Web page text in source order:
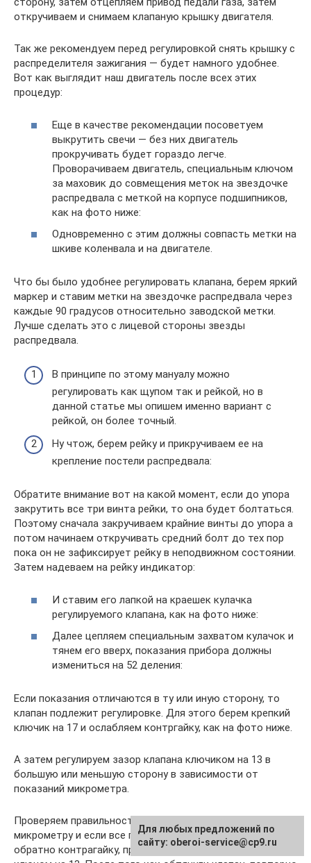
откручиваем и снимаем клапаную крышку двигателя.
Так же рекомендуем перед регулировкой снять крышку с
распределителя зажигания — будет намного удобнее.
Вот как выглядит наш двигатель после всех этих
процедур:
Еще в качестве рекомендации посоветуем
выкрутить свечи — без них двигатель
прокручивать будет гораздо легче.
Проворачиваем двигатель, специальным ключом
за маховик до совмещения меток на звездочке
распредвала с меткой на корпусе подшипников,
как на фото ниже:
Одновременно с этим должны совпасть метки на
шкиве коленвала и на двигателе.
Что бы было удобнее регулировать клапана, берем яркий
маркер и ставим метки на звездочке распредвала через
каждые 90 градусов относительно заводской метки.
Лучше сделать это с лицевой стороны звезды
распредвала.
В принципе по этому мануалу можно
регулировать как щупом так и рейкой, но в
данной статье мы опишем именно вариант с
рейкой, он более точный.
Ну чтож, берем рейку и прикручиваем ее на
крепление постели распредвала:
Обратите внимание вот на какой момент, если до упора
закрутить все три винта рейки, то она будет болтаться.
Поэтому сначала закручиваем крайние винты до упора а
потом начинаем откручивать средний болт до тех пор
пока он не зафиксирует рейку в неподвижном состоянии.
Затем надеваем на рейку индикатор:
И ставим его лапкой на краешек кулачка
регулируемого клапана, как на фото ниже:
Далее цепляем специальным захватом кулачок и
тянем его вверх, показания прибора должны
измениться на 52 деления:
Если показания отличаются в ту или иную сторону, то
клапан подлежит регулировке. Для этого берем крепкий
ключик на 17 и ослабляем контргайку, как на фото ниже.
А затем регулируем зазор клапана ключиком на 13 в
большую или меньшую сторону в зависимости от
показаний микрометра.
Проверяем правильность регулировки снова по
микрометру и если все правильно, то затягиваем
обратно контрагайку, придерживая при этом болт
Для любых предложений по
сайту: oberoi-service@cp9.ru